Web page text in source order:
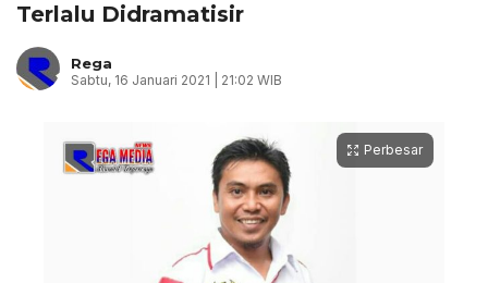
Terlalu Didramatisir
Rega
Sabtu, 16 Januari 2021 | 21:02 WIB
Perbesar